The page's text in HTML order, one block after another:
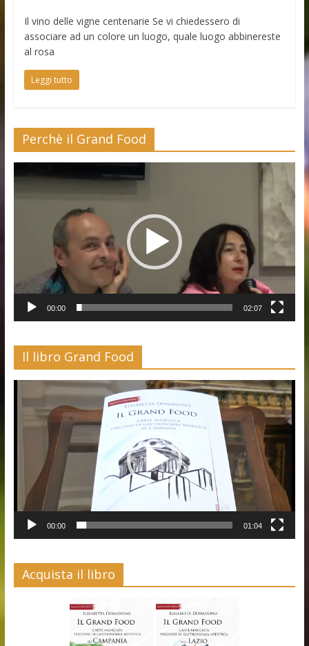
Il vino delle vigne centenarie Se vi chiedessero di
associare ad un colore un luogo, quale luogo abbinereste
al rosa
Leggi tutto
Perchè il Grand Food
00:00 02:07
Il libro Grand Food
Player
00:00 01:04
Acquista il libro